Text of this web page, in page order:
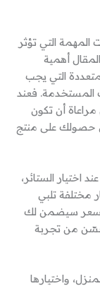
المهمة التي تؤثر
أهمية
التي يجب
المستخدمة. فعند
أن تكون
حصولك على منتج
الستائر،
تلبي
سيضمن لك
من تجربة
واختيارها